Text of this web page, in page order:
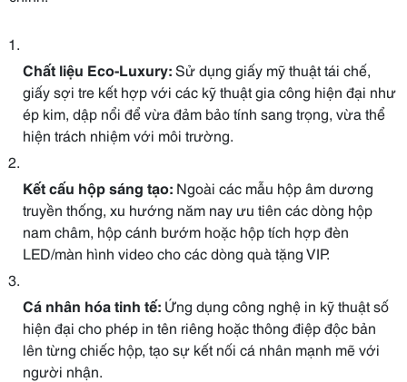
Chất liệu Eco-Luxury:Sử dụng giấy mỹ thuật tái chế,
giấy sợi tre kết hợp với các kỹ thuật gia công hiện đại như
ép kim, dập nổi để vừa đảm bảo tính sang trọng, vừa thể
hiện trách nhiệm với môi trường.
Kết cấu hộp sáng tạo: Ngoài các mẫu hộp âm dương
truyền thống, xu hướng năm nay ưu tiên các dòng hộp
nam châm, hộp cánh bướm hoặc hộp tích hợp đèn
LED/màn hình video cho các dòng quà tặng VIP.
Cá nhân hóa tinh tế: Ứng dụng công nghệ in kỹ thuật số
hiện đại cho phép in tên riêng hoặc thông điệp độc bản
lên từng chiếc hộp, tạo sự kết nối cá nhân mạnh mẽ với
người nhận.